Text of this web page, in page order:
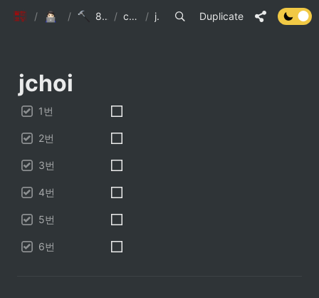
팔만코딩경
/ Contributors!
/ 80000Coding_Contributor 2기 / contributors (2) / jchoi Duplicate
jchoi
1번
2번
3번
4번
5번
6번